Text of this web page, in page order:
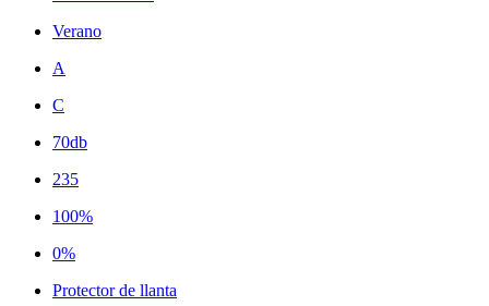
Verano
A
C
70db
235
100%
0%
Protector de llanta